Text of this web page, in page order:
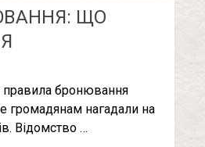
ЩО
правила бронювання
громадянам нагадали на
Відомство …